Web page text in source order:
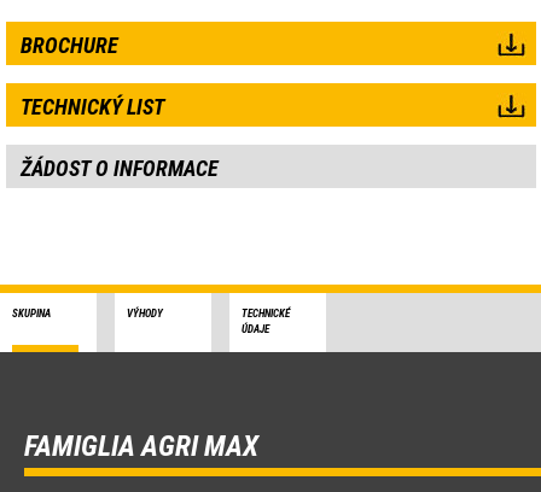
BROCHURE
TECHNICKÝ LIST
ŽÁDOST O INFORMACE
SKUPINA VÝHODY
TECHNICKÉ
ÚDAJE
FAMIGLIA AGRI MAX